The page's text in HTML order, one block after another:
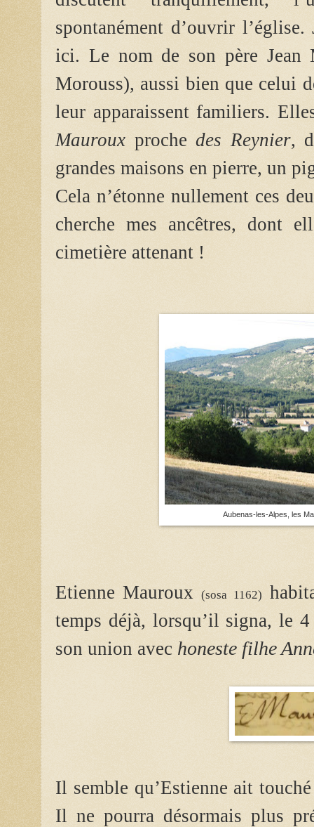
spontanément d’ouvrir
ici. Le nom de son père Jean
Morouss), aussi bien que celui
leur apparaissent familiers.
Mauroux prochedes Reynier,
grandes maisons en pierre, un
Cela n’étonne nullement ces
cherche mes ancêtres, dont
cimetière attenant !
Aubenas-les-Alpes, les
Etienne Mauroux(sosa 1162)
temps déjà, lorsqu’il signa, le
son union avec honeste filhe
Il semble qu’Estienne ait
Il ne pourra désormais plus